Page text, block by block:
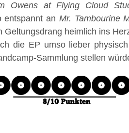
Owens at Flying Cloud
entspannt an Mr. Tambourine
Geltungsdrang heimlich ins
die EP umso lieber
Sammlung stellen